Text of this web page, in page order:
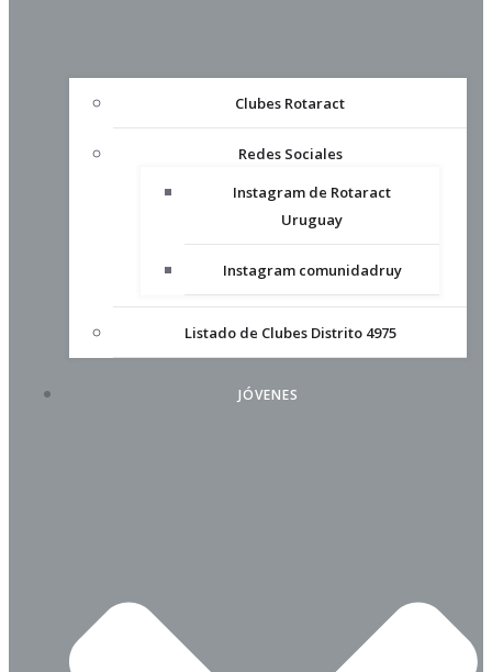
Clubes Rotaract
Redes Sociales
Instagram de Rotaract
Uruguay
Instagram comunidadruy
Listado de Clubes Distrito 4975
JÓVENES